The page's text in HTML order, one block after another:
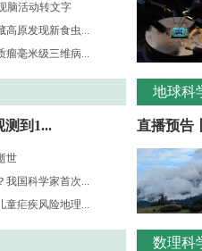
脑活动转文字
高原发现新食虫...
瘤毫米级三维病...
测到1...
世
我国科学家首次...
童疟疾风险地理...
地球科
直播预告
数理科